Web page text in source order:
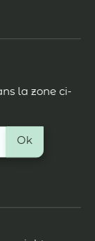
la zone ci-
Ok